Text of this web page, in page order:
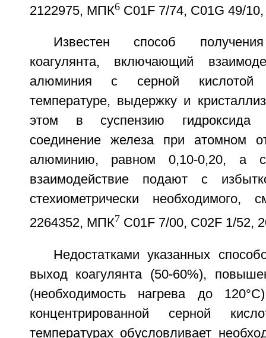
2122975, МПК6C01F 7/74, C01G 49/
Известен способ
коагулянта, включающий
алюминия с серной кислотой
температуре, выдержку и
этом в суспензию гидроксида
соединение железа при атомном
алюминию, равном 0,10-0,20, а
взаимодействие подают с
стехиометрически
2264352, МПК7 C01F 7/00, C02F 1/52,
Недостатками указанных
выход коагулянта (50-60%),
(необходимость нагрева до
концентрированной серной
температурах обусловливает